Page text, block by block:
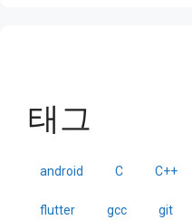
태그
android C C++
flutter gcc git